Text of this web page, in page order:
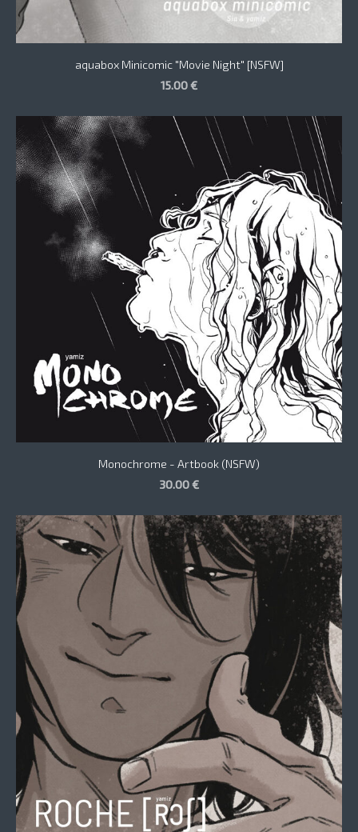
aquabox Minicomic "Movie Night" [NSFW]
15.00 €
Monochrome - Artbook (NSFW)
30.00 €